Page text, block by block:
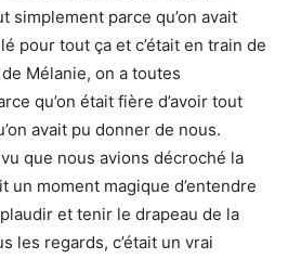
simplement parce qu’on avait
pour tout ça et c’était en train de
Mélanie, on a toutes
qu’on était fière d’avoir tout
avait pu donner de nous.
que nous avions décroché la
un moment magique d’entendre
et tenir le drapeau de la
les regards, c’était un vrai